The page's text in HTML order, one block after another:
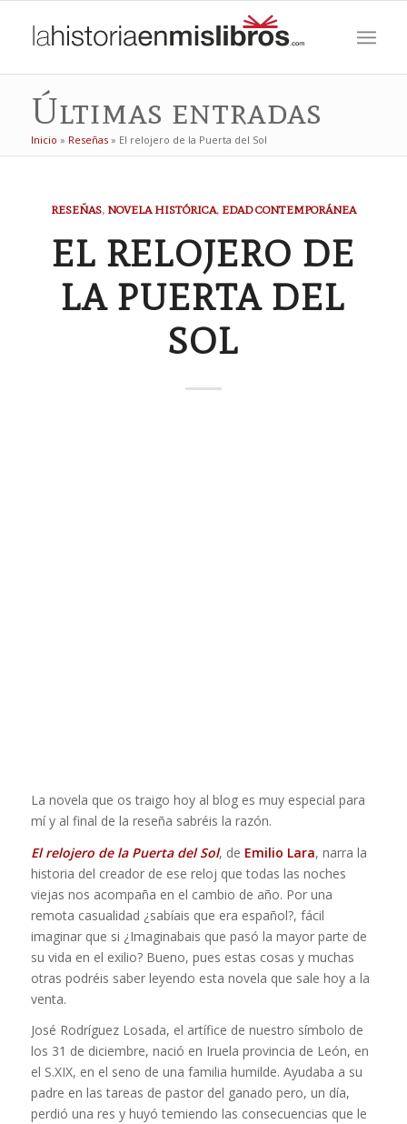
Últimas entradas
Inicio » Reseñas» El relojero de la Puerta del Sol
RESEÑAS, NOVELA HISTÓRICA, EDAD CONTEMPORÁNEA
EL RELOJERO DE
LA PUERTA DEL
SOL
La novela que os traigo hoy al blog es muy especial para
mí y al final de la reseña sabréis la razón.
El relojero de la Puerta del Sol, de Emilio Lara, narra la
historia del creador de ese reloj que todas las noches
viejas nos acompaña en el cambio de año. Por una
remota casualidad ¿sabíais que era español?, fácil
imaginar que si ¿Imaginabais que pasó la mayor parte de
su vida en el exilio? Bueno, pues estas cosas y muchas
otras podréis saber leyendo esta novela que sale hoy a la
venta.
José Rodríguez Losada, el artífice de nuestro símbolo de
los 31 de diciembre, nació en Iruela provincia de León, en
el S.XIX, en el seno de una familia humilde. Ayudaba a su
padre en las tareas de pastor del ganado pero, un día,
perdió una res y huyó temiendo las consecuencias que le